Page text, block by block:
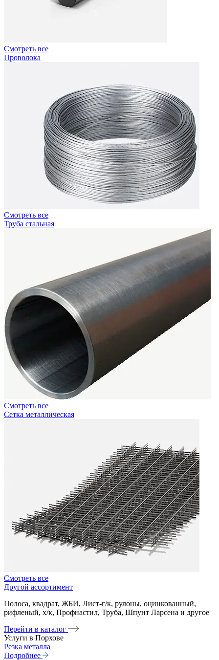
Смотреть все
Проволока
Смотреть все
Труба стальная
Смотреть все
Сетка металлическая
Смотреть все
Другой ассортимент
Полоса, квадрат, ЖБИ, Лист-г/к, рулоны, оцинкованный,
рифленый, х/к, Профнастил, Труба, Шпунт Ларсена и другое
Перейти в каталог
Услуги в Порхове
Резка металла
Подробнее